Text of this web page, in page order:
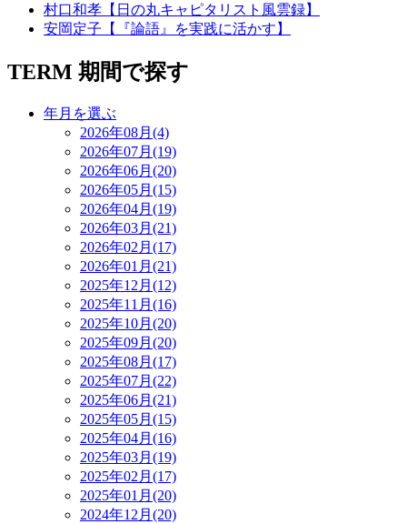
村口和孝【日の丸キャピタリスト風雲録】
安岡定子【『論語』を実践に活かす】
TERM 期間で探す
年月を選ぶ
2026年08月(4)
2026年07月(19)
2026年06月(20)
2026年05月(15)
2026年04月(19)
2026年03月(21)
2026年02月(17)
2026年01月(21)
2025年12月(12)
2025年11月(16)
2025年10月(20)
2025年09月(20)
2025年08月(17)
2025年07月(22)
2025年06月(21)
2025年05月(15)
2025年04月(16)
2025年03月(19)
2025年02月(17)
2025年01月(20)
2024年12月(20)